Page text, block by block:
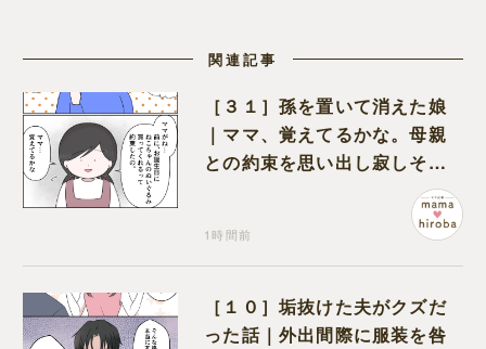
関連記事
［３１］孫を置いて消えた娘
｜ママ、覚えてるかな。母親
との約束を思い出し寂しそう
1時間前
［１０］垢抜けた夫がクズだ
った話｜外出間際に服装を咎